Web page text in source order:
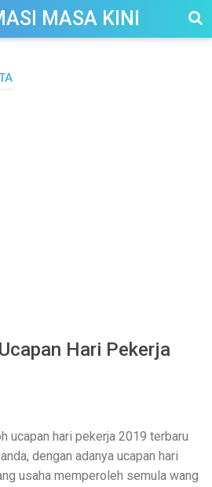
MASA KINI
Hari Pekerja
ucapan hari pekerja 2019 terbaru
dengan adanya ucapan hari
usaha memperoleh semula wang